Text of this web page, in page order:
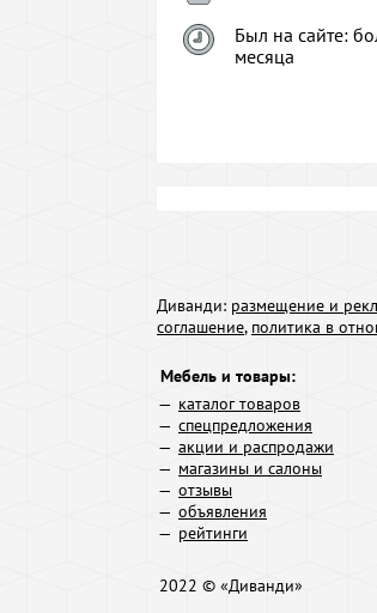
Был на сайте:
месяца
Диванди: размещение и
соглашение, политика в
Мебель и товары:
каталог товаров
спецпредложения
акции и распродажи
магазины и салоны
отзывы
объявления
рейтинги
2022 © «Диванди»